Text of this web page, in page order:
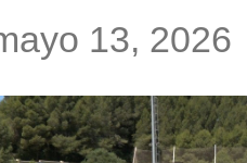
13, 2026